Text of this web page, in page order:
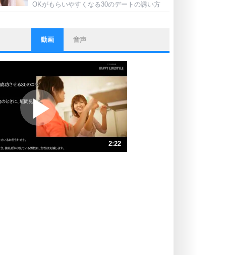
OKがもらいやすくなる30のデートの誘い方
ストレス対策
他人と比べない。
いっそのこと、他人を見ない。
プラス思考
ポジティブになれない原因は、行動
しないから。
ポジティブ思考になる30の方法
ストレス対策
人生、なんとかなるもの。
動画 音声
2:22